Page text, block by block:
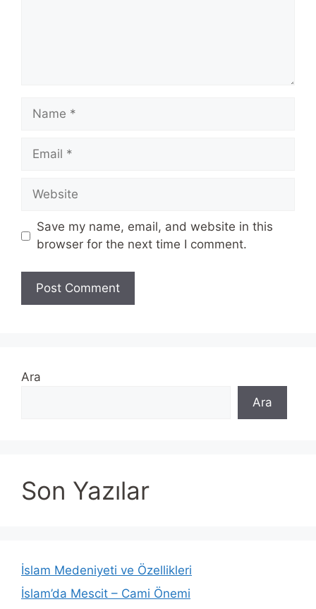
Name
Email
Website
Save my name, email, and website in this
browser for the next time I comment.
Ara
Ara
Son Yazılar
İslam Medeniyeti ve Özellikleri
İslam’da Mescit – Cami Önemi